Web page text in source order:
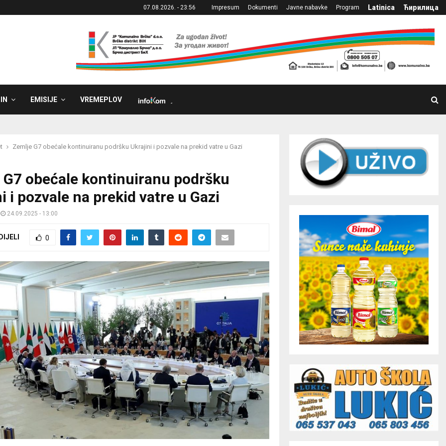
07.08.2026. - 23:56 Impresum Dokumenti Javne nabavke Program Latinica Ћирилица
EMISIJE VREMEPLOV
Zemlje G7 obećale kontinuiranu podršku Ukrajini i pozvale na prekid vatre u Gazi
obećale kontinuiranu podršku
i pozvale na prekid vatre u Gazi
24.09.2025 - 13:00
0